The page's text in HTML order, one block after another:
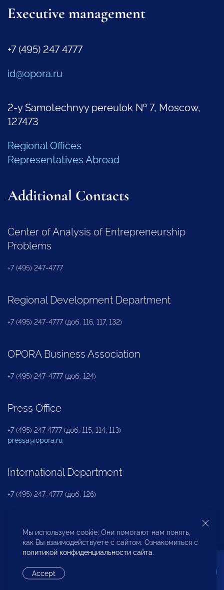
Executive management
+7 (495) 247 4777
id@opora.ru
2-y Samotechnyy pereulok № 7, Moscow,
127473
Regional Offices
Representatives Abroad
Additional Contacts
Center of Analysis of Entrepreneurship
Problems
+7 (495) 247-4777
Regional Development Department
+7 (495) 247-4777 (доб. 116, 117, 132)
OPORA Business Association
+7 (495) 247-4777 (доб. 124)
Press Office
+7 (495) 247 4777 (доб. 115, 114, 113)
pressa@opora.ru
International Department
+7 (495) 247-4777 (доб. 126)
Business and Investment Rights Protection
Department
Мы используем cookie. Они помогают нам понять,
как Вы взаимодействуете с сайтом. Ознакомиться с
политикой конфиденциальности сайта.
Accept